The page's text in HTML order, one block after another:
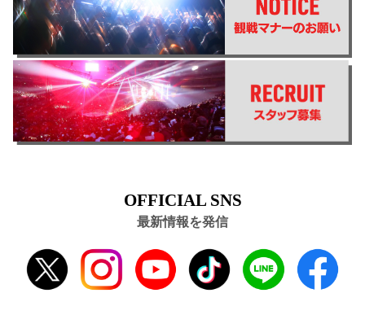
OFFICIAL SNS
最新情報を発信